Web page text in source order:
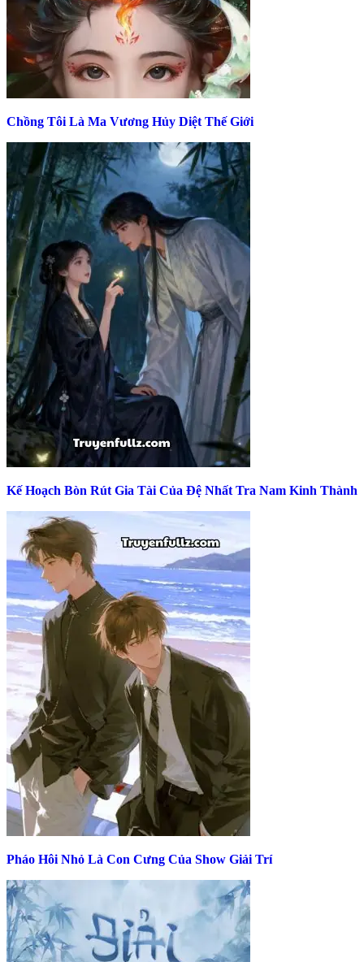
Chồng Tôi Là Ma Vương Hủy Diệt Thế Giới
Kế Hoạch Bòn Rút Gia Tài Của Đệ Nhất Tra Nam Kinh Thành
Pháo Hôi Nhỏ Là Con Cưng Của Show Giải Trí